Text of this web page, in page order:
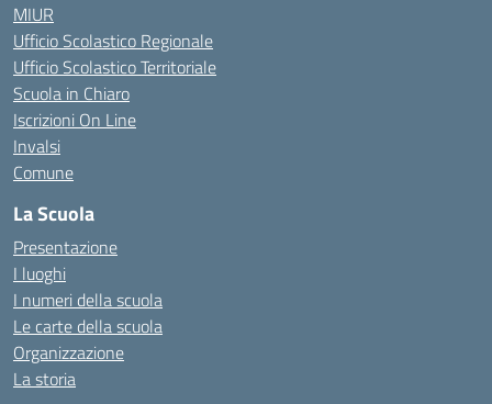
MIUR
Ufficio Scolastico Regionale
Ufficio Scolastico Territoriale
Scuola in Chiaro
Iscrizioni On Line
Invalsi
Comune
La Scuola
Presentazione
I luoghi
I numeri della scuola
Le carte della scuola
Organizzazione
La storia